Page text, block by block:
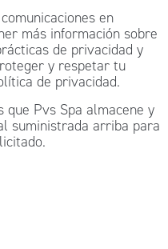
en
más información sobre
de privacidad y
y respetar tu
de privacidad.
Pvs Spa almacene y
suministrada arriba para